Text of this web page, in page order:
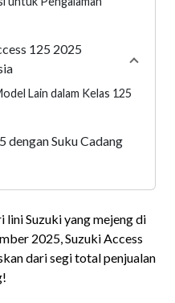
125 2025
Lain dalam Kelas 125
dengan Suku Cadang
lini Suzuki yang mejeng di
2025, Suzuki Access
dari segi total penjualan